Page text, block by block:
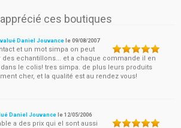
ces boutiques
Daniel Jouvance le09/08/2007
et un mot simpa on peut
des echantillons... et a chaque commande il en
le colis! tres simpa. de plus leurs produits
cher, et la qualité est au rendez vous!
Daniel Jouvance le12/05/2006
a des prix qui el sont aussi